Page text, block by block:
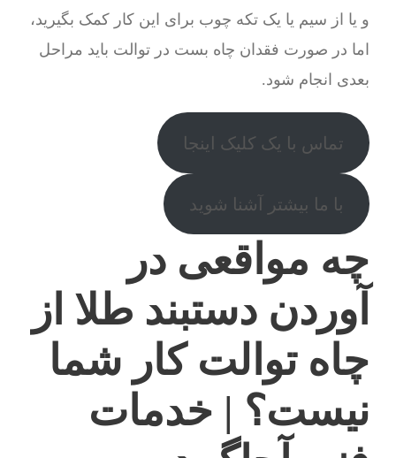
و یا از سیم یا یک تکه چوب برای این کار کمک بگیرید،
اما در صورت فقدان چاه بست در توالت باید مراحل
بعدی انجام شود.
تماس با یک کلیک اینجا
با ما بیشتر آشنا شوید
چه مواقعی در
آوردن دستبند طلا از
چاه توالت کار شما
نیست؟ | خدمات